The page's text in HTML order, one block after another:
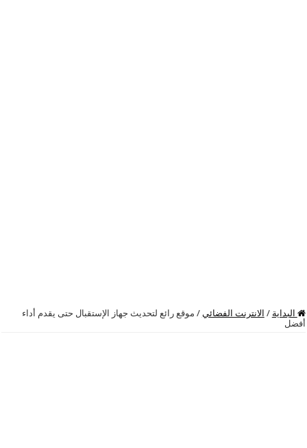
البداية / الانترنت الفضائي / موقع رائع لتحديث جهاز الإستقبال حتى يقدم أداء
أفضل